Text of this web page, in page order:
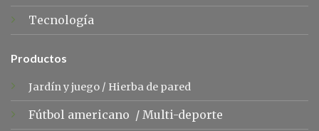
Tecnología
Productos
Jardín y juego/ Hierba de pared
Fútbol americano / Multi-deporte